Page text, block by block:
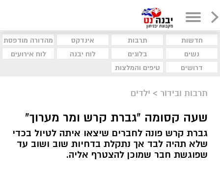
חדשות תרבות אינדקס
מהדורה מודפסת
נשים
בלוגים לוח יבנה
לוח אירועים
דרושים
טיפים והמלצות
תרבות ובידור > ילדים
שעה קסומה "גברת קרש ומר מערוך"
גברת קרש פונה לחברים שיצאו איתה לטיול בכדי
שלא תהיה לבד אך נתקלת בדחיות שוב ושוב עד
שפוגשת חבר שמוכן להצטרף אליה.